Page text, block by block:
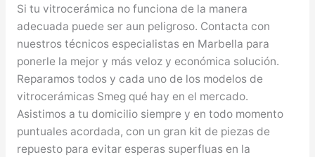
Si tu vitrocerámica no funciona de la manera
adecuada puede ser aun peligroso. Contacta con
nuestros técnicos especialistas en Marbella para
ponerle la mejor y más veloz y económica solución.
Reparamos todos y cada uno de los modelos de
vitrocerámicas Smeg qué hay en el mercado.
Asistimos a tu domicilio siempre y en todo momento
puntuales acordada, con un gran kit de piezas de
repuesto para evitar esperas superfluas en la